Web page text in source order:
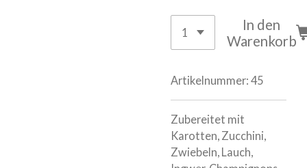
In den
Warenkorb
Artikelnummer: 45
Zubereitet mit
Karotten, Zucchini,
Zwiebeln, Lauch,